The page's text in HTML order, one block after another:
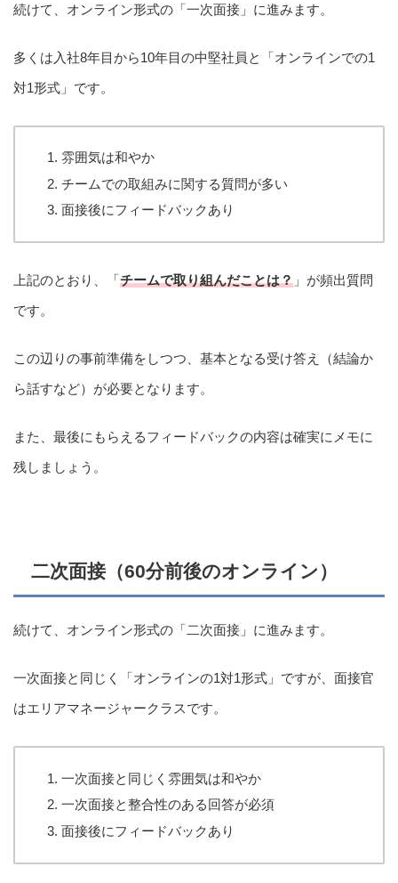
続けて、オンライン形式の「一次面接」に進みます。
多くは入社8年目から10年目の中堅社員と「オンラインでの1
対1形式」です。
雰囲気は和やか
チームでの取組みに関する質問が多い
面接後にフィードバックあり
上記のとおり、「チームで取り組んだことは？ 」が頻出質問
です。
この辺りの事前準備をしつつ、基本となる受け答え（結論か
ら話すなど）が必要となります。
また、最後にもらえるフィードバックの内容は確実にメモに
残しましょう。
二次面接（60分前後のオンライン）
続けて、オンライン形式の「二次面接」に進みます。
一次面接と同じく「オンラインの1対1形式」ですが、面接官
はエリアマネージャークラスです。
一次面接と同じく雰囲気は和やか
一次面接と整合性のある回答が必須
面接後にフィードバックあり